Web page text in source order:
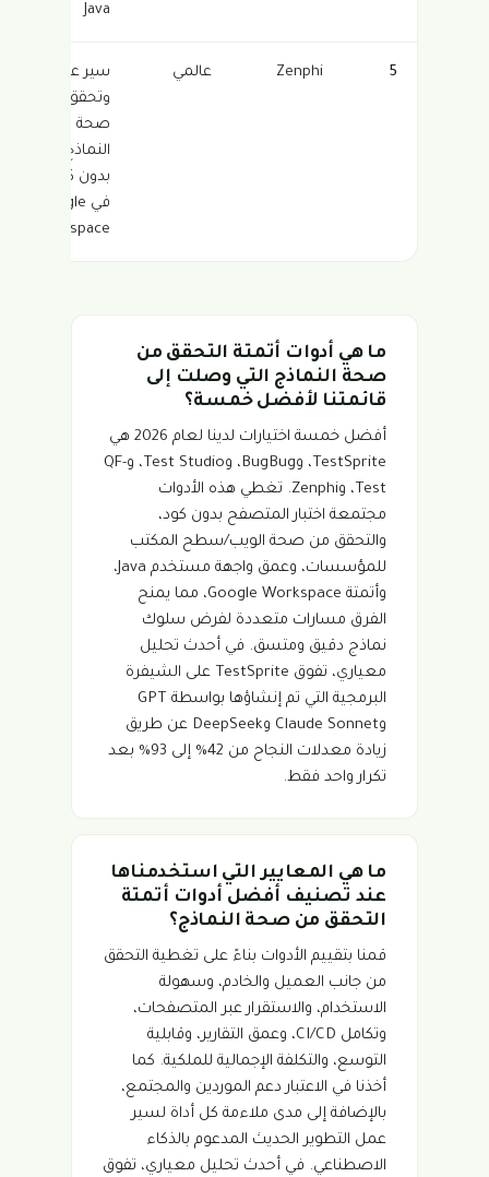
Java
5
Zenphi عالمي
سير عمل
وتحقق من
صحة
النماذج
بدون كود
في Google
Workspace
ما هي أدوات أتمتة التحقق من
صحة النماذج التي وصلت إلى
قائمتنا لأفضل خمسة؟
أفضل خمسة اختيارات لدينا لعام 2026 هي
TestSprite، وBugBug، وTest Studio، وQF-
Test، وZenphi. تغطي هذه الأدوات
مجتمعة اختبار المتصفح بدون كود،
والتحقق من صحة الويب/سطح المكتب
للمؤسسات، وعمق واجهة مستخدم Java،
وأتمتة Google Workspace، مما يمنح
الفرق مسارات متعددة لفرض سلوك
نماذج دقيق ومتسق. في أحدث تحليل
معياري، تفوق TestSprite على الشيفرة
البرمجية التي تم إنشاؤها بواسطة GPT
وClaude Sonnet وDeepSeek عن طريق
زيادة معدلات النجاح من 42% إلى 93% بعد
تكرار واحد فقط.
ما هي المعايير التي استخدمناها
عند تصنيف أفضل أدوات أتمتة
التحقق من صحة النماذج؟
قمنا بتقييم الأدوات بناءً على تغطية التحقق
من جانب العميل والخادم، وسهولة
الاستخدام، والاستقرار عبر المتصفحات،
وتكامل CI/CD، وعمق التقارير، وقابلية
التوسع، والتكلفة الإجمالية للملكية. كما
أخذنا في الاعتبار دعم الموردين والمجتمع،
بالإضافة إلى مدى ملاءمة كل أداة لسير
عمل التطوير الحديث المدعوم بالذكاء
الاصطناعي. في أحدث تحليل معياري، تفوق